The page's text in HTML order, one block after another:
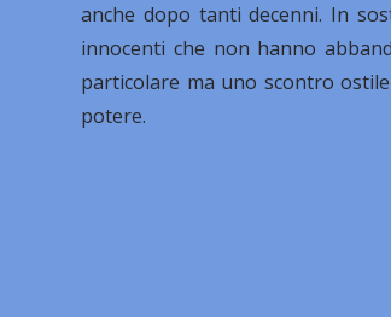
anche dopo tanti decenni. In
innocenti che non hanno
particolare ma uno scontro
potere.